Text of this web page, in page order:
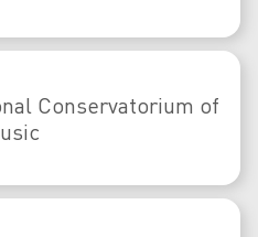
Conservatorium of